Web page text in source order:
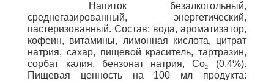
Напиток безалкогольный,
среднегазированный, энергетический,
пастеризованный. Состав: вода, ароматизатор,
кофеин, витамины, лимонная кислота, цитрат
натрия, сахар, пищевой краситель, тартразин,
сорбат калия, бензонат натрия,Со₂ (0,4%).
Пищевая ценность на 100 мл продукта: